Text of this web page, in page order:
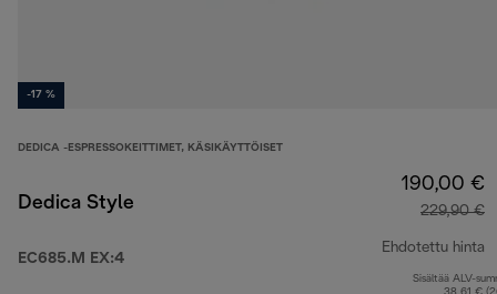
-17 %
DEDICA -ESPRESSOKEITTIMET, KÄSIKÄYTTÖISET
Dedica Style
EC685.M EX:4
190,00 €
229,90 €
Ehdotettu hinta
Sisältää ALV-